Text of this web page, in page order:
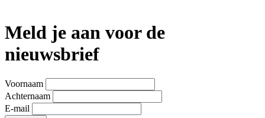
Meld je aan voor de
nieuwsbrief
Voornaam
Achternaam
E-mail